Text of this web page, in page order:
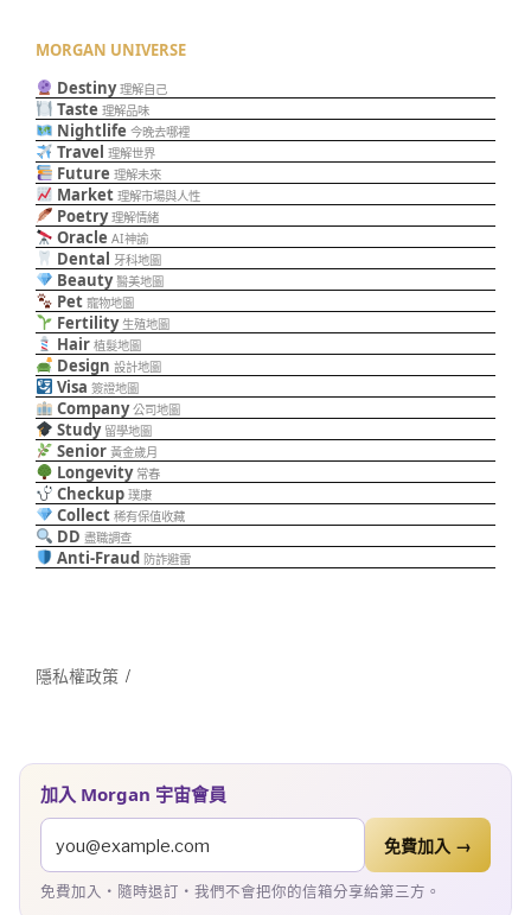
MORGAN UNIVERSE
Destiny 理解自己
Taste 理解品味
Nightlife 今晚去哪裡
Travel 理解世界
Future 理解未來
Market 理解市場與人性
Poetry 理解情緒
Oracle AI神諭
Dental 牙科地圖
Beauty 醫美地圖
Pet 寵物地圖
Fertility 生殖地圖
Hair 植髮地圖
Design 設計地圖
Visa 簽證地圖
Company 公司地圖
Study 留學地圖
Senior 黃金歲月
Longevity 常春
Checkup 璞康
Collect 稀有保值收藏
DD 盡職調查
Anti-Fraud 防詐避雷
隱私權政策
加入 Morgan 宇宙會員
免費加入 →
免費加入・隨時退訂・我們不會把你的信箱分享給第三方。